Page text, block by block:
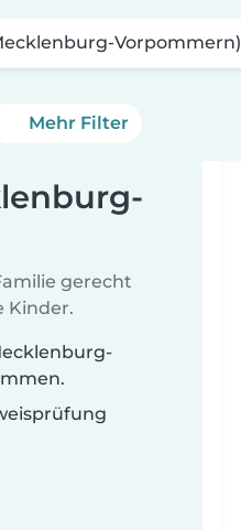
Vorpommern)
Mehr Filter
gerecht
Kinder.